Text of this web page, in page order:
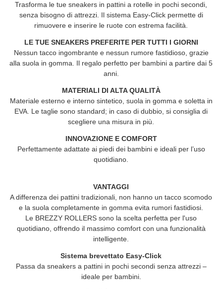
Trasforma le tue sneakers in pattini a rotelle in pochi secondi,
senza bisogno di attrezzi. Il sistema Easy-Click permette di
rimuovere e inserire le ruote con estrema facilità.
LE TUE SNEAKERS PREFERITE PER TUTTI I GIORNI
Nessun tacco ingombrante e nessun rumore fastidioso, grazie
alla suola in gomma. Il regalo perfetto per bambini a partire dai 5
anni.
MATERIALI DI ALTA QUALITÀ
Materiale esterno e interno sintetico, suola in gomma e soletta in
EVA. Le taglie sono standard; in caso di dubbio, si consiglia di
scegliere una misura in più.
INNOVAZIONE E COMFORT
Perfettamente adattate ai piedi dei bambini e ideali per l’uso
quotidiano.
VANTAGGI
A differenza dei pattini tradizionali, non hanno un tacco scomodo
e la suola completamente in gomma evita rumori fastidiosi.
Le BREZZY ROLLERS sono la scelta perfetta per l'uso
quotidiano, offrendo il massimo comfort con una funzionalità
intelligente.
Sistema brevettato Easy-Click
Passa da sneakers a pattini in pochi secondi senza attrezzi –
ideale per bambini.